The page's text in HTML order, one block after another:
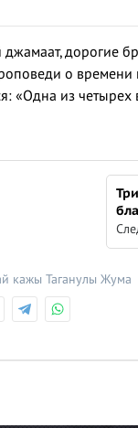
дорогие
о времени
«Одна из четырех
кажы Таганулы Жума